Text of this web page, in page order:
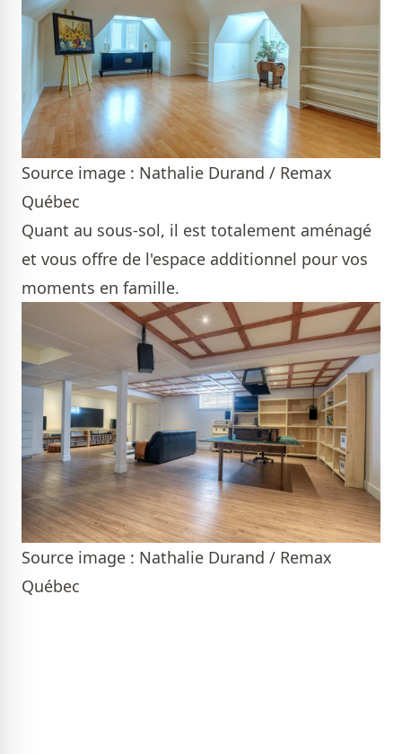
Source image : Nathalie Durand / Remax
Québec
Quant au sous-sol, il est totalement aménagé
et vous offre de l'espace additionnel pour vos
moments en famille.
Source image : Nathalie Durand / Remax
Québec